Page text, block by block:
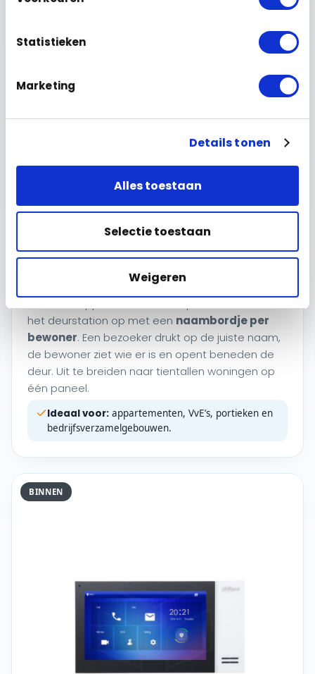
Statistieken
Marketing
Details tonen
Alles toestaan
Selectie toestaan
Weigeren
naambordje
DAHUA VTO MODULAIR
het deurstation op met een naambordje per
bewoner. Een bezoeker drukt op de juiste naam,
de bewoner ziet wie er is en opent beneden de
deur. Uit te breiden naar tientallen woningen op
één paneel.
Ideaal voor: appartementen, VvE’s, portieken en
bedrijfsverzamelgebouwen.
BINNEN